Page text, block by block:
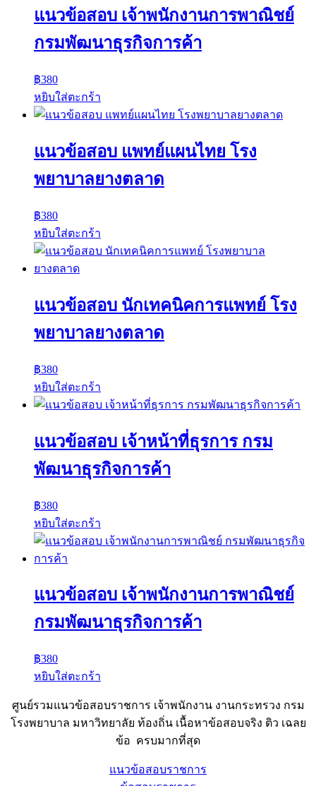
แนวข้อสอบ เจ้าพนักงานการพาณิชย์
กรมพัฒนาธุรกิจการค้า
฿380
หยิบใส่ตะกร้า
แนวข้อสอบ แพทย์แผนไทย โรง
พยาบาลยางตลาด
฿380
หยิบใส่ตะกร้า
แนวข้อสอบ นักเทคนิคการแพทย์ โรง
พยาบาลยางตลาด
฿380
หยิบใส่ตะกร้า
แนวข้อสอบ เจ้าหน้าที่ธุรการ กรม
พัฒนาธุรกิจการค้า
฿380
หยิบใส่ตะกร้า
แนวข้อสอบ เจ้าพนักงานการพาณิชย์
กรมพัฒนาธุรกิจการค้า
฿380
หยิบใส่ตะกร้า
ศูนย์รวมแนวข้อสอบราชการ เจ้าพนักงาน งานกระทรวง กรม
โรงพยาบาล มหาวิทยาลัย ท้องถิ่น เนื้อหาข้อสอบจริง ติว เฉลย
ข้อ ครบมากที่สุด
แนวข้อสอบราชการ